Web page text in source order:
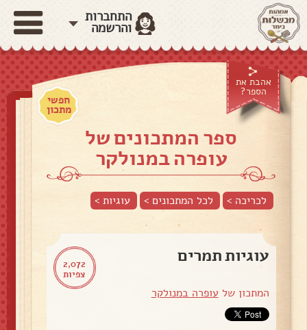
התחברות
והרשמה
אהבת את
הספר?
חפשי
מתכון
ספר המתכונים של
עופרה במנולקר
לכריכה > לכל המתכונים > עוגיות>
2,072
צפיות
עוגיות תמרים
המתכון שלעופרה במנולקר